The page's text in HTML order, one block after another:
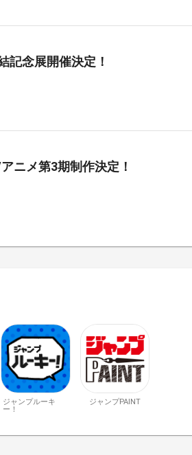
記念展開催決定！
ニメ第3期制作決定！
ジャンプルーキ
ー！
ジャンプPAINT